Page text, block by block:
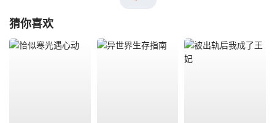
猜你喜欢